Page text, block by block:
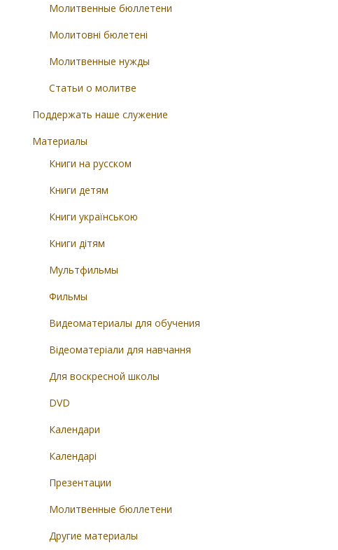
Молитвенные бюллетени
Молитовні бюлетені
Молитвенные нужды
Статьи о молитве
Поддержать наше служение
Материалы
Книги на русском
Книги детям
Книги українською
Книги дітям
Мультфильмы
Фильмы
Видеоматериалы для обучения
Відеоматеріали для навчання
Для воскресной школы
DVD
Календари
Календарі
Презентации
Молитвенные бюллетени
Другие материалы